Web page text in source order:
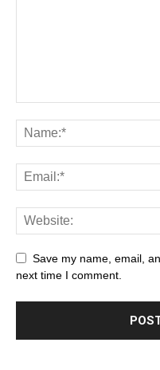
Save my name, email,
next time I comment.